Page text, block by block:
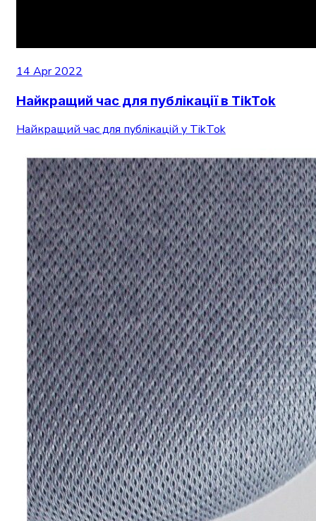
14 Apr 2022
Найкращий час для публікації в TikTok
Найкращий час для публікацій у TikTok